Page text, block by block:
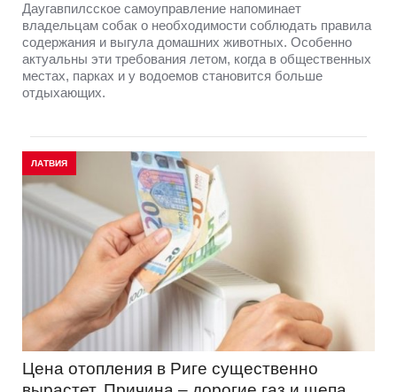
Даугавпилсское самоуправление напоминает
владельцам собак о необходимости соблюдать правила
содержания и выгула домашних животных. Особенно
актуальны эти требования летом, когда в общественных
местах, парках и у водоемов становится больше
отдыхающих.
ЛАТВИЯ
Цена отопления в Риге существенно